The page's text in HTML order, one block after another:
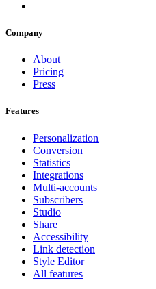
Company
About
Pricing
Press
Features
Personalization
Conversion
Statistics
Integrations
Multi-accounts
Subscribers
Studio
Share
Accessibility
Link detection
Style Editor
All features